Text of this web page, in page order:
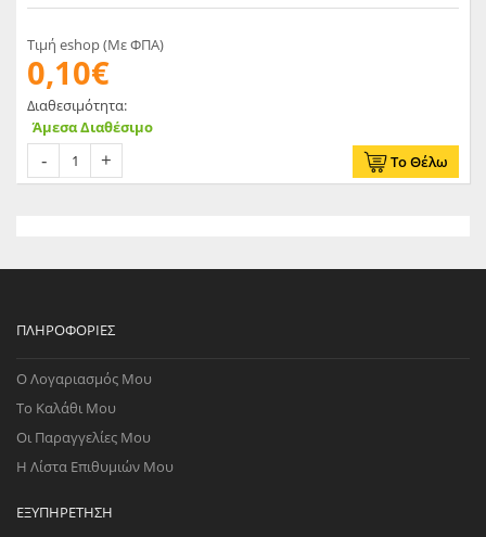
Τιμή eshop (Με ΦΠΑ)
0,10€
Διαθεσιμότητα:
Άμεσα Διαθέσιμο
Το Θέλω
ΠΛΗΡΟΦΟΡΊΕΣ
Ο Λογαριασμός Μου
Το Καλάθι Μου
Οι Παραγγελίες Μου
Η Λίστα Επιθυμιών Μου
ΕΞΥΠΗΡΈΤΗΣΗ